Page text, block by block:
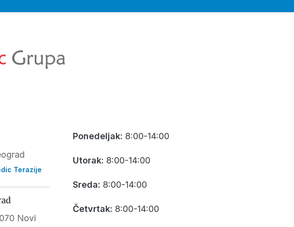
Terazije
Novi
Ponedeljak: 8:00-14:00
Utorak: 8:00-14:00
Sreda: 8:00-14:00
Četvrtak: 8:00-14:00